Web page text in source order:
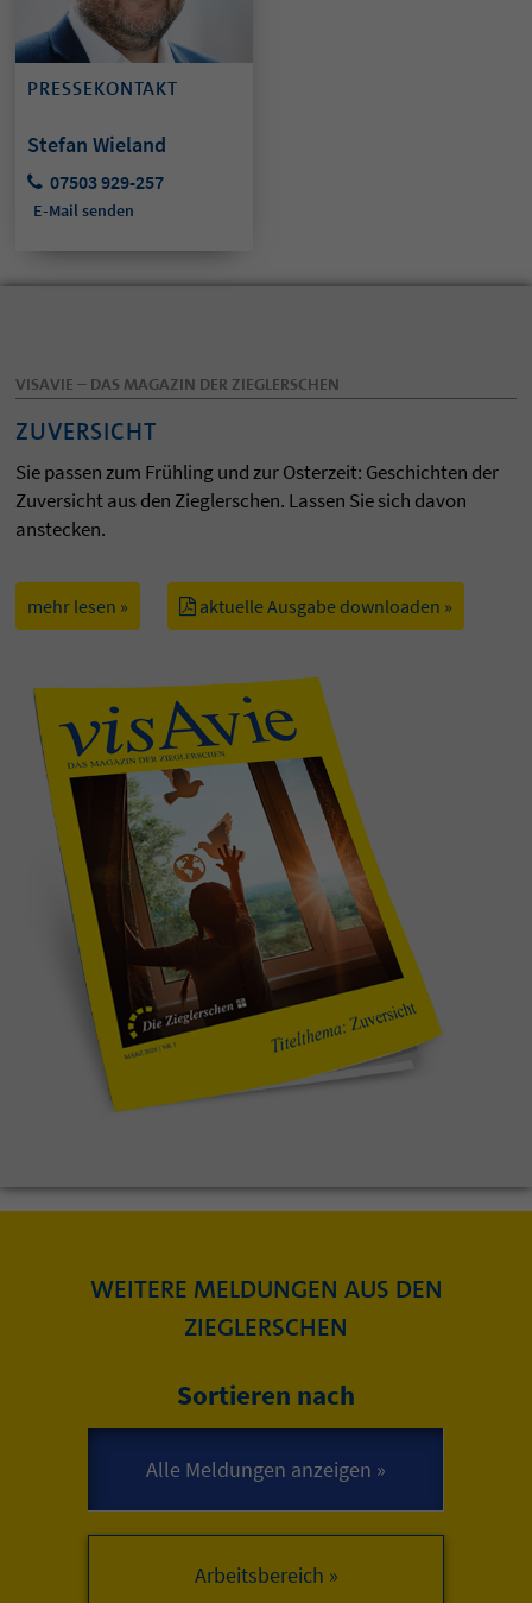
PRESSEKONTAKT
Stefan Wieland
07503 929-257
E-Mail senden
VISAVIE – DAS MAGAZIN DER ZIEGLERSCHEN
ZUVERSICHT
Sie passen zum Frühling und zur Osterzeit: Geschichten der
Zuversicht aus den Zieglerschen. Lassen Sie sich davon
anstecken.
mehr lesen » aktuelle Ausgabe downloaden »
WEITERE MELDUNGEN AUS DEN
ZIEGLERSCHEN
Sortieren nach
Arbeitsbereich »